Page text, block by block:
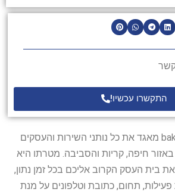
התקשרו עכשיו!
אתר עסקים bakrayot מאגד את כל נותני השירות והעסקים
חיפה, קריות והסביבה. מטרתו היא
בית העסק הקרוב אליכם בכל זמן נתון,
תחום, כתובת וטלפונים על מנת